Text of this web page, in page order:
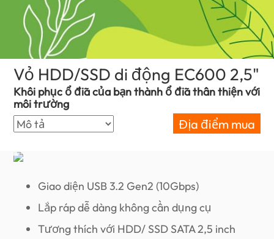
Vỏ HDD/SSD di động EC600 2,5"
Khôi phục ổ đĩa của bạn thành ổ đĩa thân thiện với
môi trường
Địa điểm mua
Giao diện USB 3.2 Gen2 (10Gbps)
Lắp ráp dễ dàng không cần dụng cụ
Tương thích với HDD/ SSD SATA 2,5 inch